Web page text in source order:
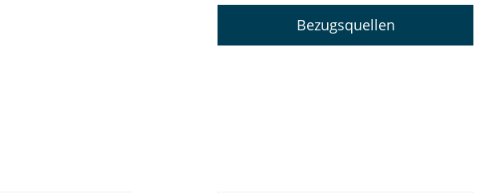
Bezugsquellen